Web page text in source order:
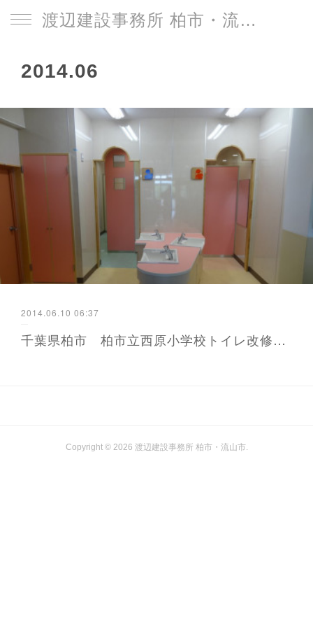
渡辺建設事務所 柏市・流山市
2014.06
2014.06.10 06:37
千葉県柏市 柏市立西原小学校トイレ改修工事
Copyright © 2026 渡辺建設事務所 柏市・流山市.